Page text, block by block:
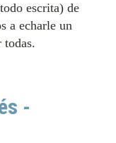
escrita) de
a echarle un
todas.
-